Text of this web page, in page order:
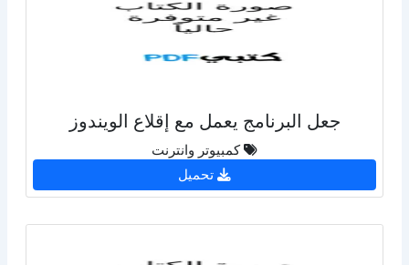
جعل البرنامج يعمل مع إقلاع الويندوز
كمبيوتر وانترنت
تحميل